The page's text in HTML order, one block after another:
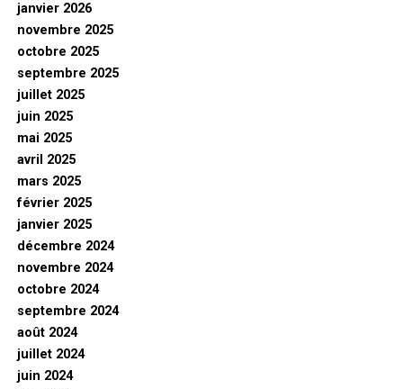
janvier 2026
novembre 2025
octobre 2025
septembre 2025
juillet 2025
juin 2025
mai 2025
avril 2025
mars 2025
février 2025
janvier 2025
décembre 2024
novembre 2024
octobre 2024
septembre 2024
août 2024
juillet 2024
juin 2024